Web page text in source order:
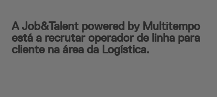
A Job&Talent powered by Multitempo
está a recrutar operador de linha para
cliente na área da Logística.